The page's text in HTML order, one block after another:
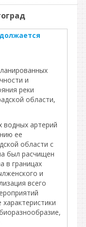
и
реки
области,
артерий
ее
области с
был расчищен
в границах
и
всего